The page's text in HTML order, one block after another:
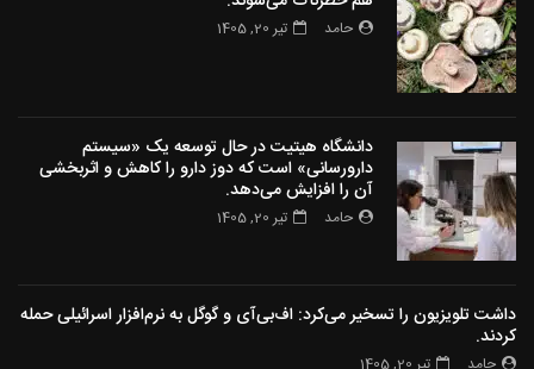
حامد تیر 20, 1405
دانشگاه هیتیت در حال توسعه یک «سیستم
دارورسانی» است که دوز دارو را کاهش و اثربخشی
آن را افزایش می‌دهد.
حامد تیر 20, 1405
داشت تلویزیون را تسخیر می‌کرد: اف‌بی‌آی و گوگل به نرم‌افزار اسرائیلی حمله
کردند.